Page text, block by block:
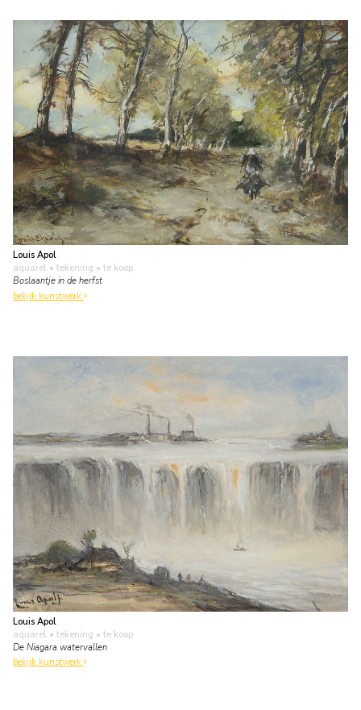
Louis Apol
aquarel • tekening • te koop
Boslaantje in de herfst
bekijk kunstwerk
Louis Apol
aquarel • tekening • te koop
De Niagara watervallen
bekijk kunstwerk